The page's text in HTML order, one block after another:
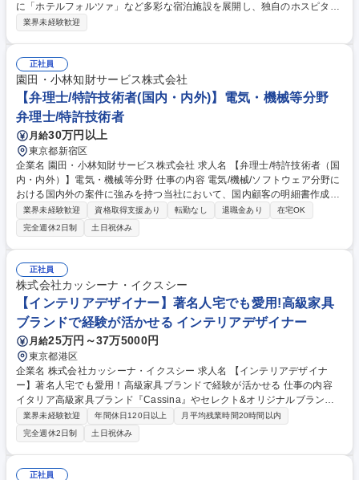
に「ホテルフォルツァ」など多彩な宿泊施設を展開し、独自のホスピタリ
ティで上質な空間を提供する当社。そんな当社にてホテルスタッフ（フロ
品の管理・発注業務 ◆客室の簡単なメンテナンス・巡回業務※建物の改変
を伴う業務は含みません/★時間帯によって業務内容が変わるので、接客ス
キルやホテル運営の知識も幅広く身につきます！ 募集職種 【長崎】ホテ
ルフロントスタッフ/福岡地所G/語学・接客スキルが活かせる◎
業界未経験歓迎
正社員
園田・小林知財サービス株式会社
【弁理士/特許技術者(国内・内外)】電気・機械等分野
弁理士/特許技術者
月給30万円以上
東京都新宿区
企業名 園田・小林知財サービス株式会社 求人名 【弁理士/特許技術者（国
内・内外）】電気・機械等分野 仕事の内容 電気/機械/ソフトウェア分野に
おける国内外の案件に強みを持つ当社において、国内顧客の明細書作成・
国内外での特許権利化及び特許権利行使に係る業務（無効審判、調査、鑑
定等）をお任せします。 ※弁理士未登録者は、上記業務の補助業務に限
る。 ＜働き方＞リモートワーク応相談 ◇世界を舞台にした知財戦略：案
件の多くが海外のグローバル大手企業。一方で近年は国内顧客の開拓・拡
大にも力を入れており、国内案件の取り扱い量が増加。グローバル企業の
最先端技術を世界水準で支援する、稀有なキャリアを築けます。 募集職種
【弁理士/特許技術者（国内・内外）】電気・機械等分野
業界未経験歓迎 資格取得支援あり 転勤なし 退職金あり
在宅OK
完全週休2日制
土日祝休み
正社員
株式会社カッシーナ・イクスシー
【インテリアデザイナー】著名人宅でも愛用!高級家具
ブランドで経験が活かせる インテリアデザイナー
月給25万円～37万5000円
東京都港区
企業名 株式会社カッシーナ・イクスシー 求人名 【インテリアデザイナ
ー】著名人宅でも愛用！高級家具ブランドで経験が活かせる 仕事の内容
イタリア高級家具ブランド『Cassina』やセレクト&オリジナルブランド
『ixc.(イクスシー)』を取り扱う当社にて、インテリア商材のトータルコー
ディネート及び、それに合わせた内装デザインをお任せします。 住宅（集
合住宅、戸建て共）、オフィス、ホテル等について、コンセプト立案から
竣工引渡しまで一貫してご担当いただきます。【詳細】■お客様（エンド
ユーザー、設計事務所、デベロッパー等）との打ち合わせ■営業部・商品
業界未経験歓迎 年間休日120日以上
月平均残業時間20時間以内
完全週休2日制
土日祝休み
正社員